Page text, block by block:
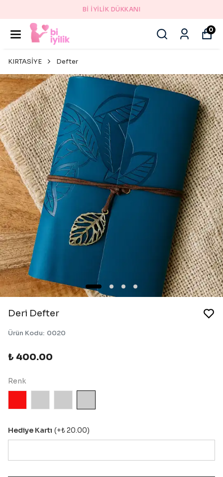
Bİ İYİLİK DÜKKANI
0
KIRTASİYE Defter
Deri Defter
Ürün Kodu: 0020
₺ 400.00
Renk
Hediye Kartı (+₺ 20.00)